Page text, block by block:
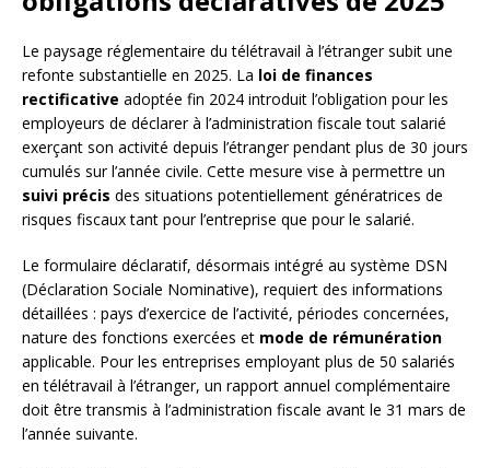
Le paysage réglementaire du télétravail à l’étranger subit une
refonte substantielle en 2025. La loi de finances
rectificative adoptée fin 2024 introduit l’obligation pour les
employeurs de déclarer à l’administration fiscale tout salarié
exerçant son activité depuis l’étranger pendant plus de 30 jours
cumulés sur l’année civile. Cette mesure vise à permettre un
suivi précis des situations potentiellement génératrices de
risques fiscaux tant pour l’entreprise que pour le salarié.
Le formulaire déclaratif, désormais intégré au système DSN
(Déclaration Sociale Nominative), requiert des informations
détaillées : pays d’exercice de l’activité, périodes concernées,
nature des fonctions exercées et mode de rémunération
applicable. Pour les entreprises employant plus de 50 salariés
en télétravail à l’étranger, un rapport annuel complémentaire
doit être transmis à l’administration fiscale avant le 31 mars de
l’année suivante.